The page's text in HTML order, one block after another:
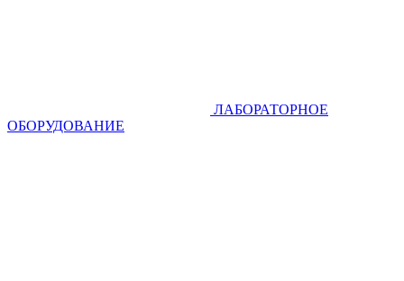
ЛАБОРАТОРНОЕ
ОБОРУДОВАНИЕ